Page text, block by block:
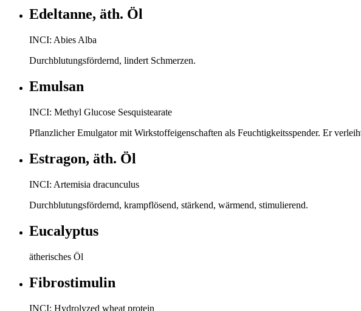
Edeltanne, äth. Öl
INCI: Abies Alba
Durchblutungsfördernd, lindert Schmerzen.
Emulsan
INCI: Methyl Glucose Sesquistearate
Pflanzlicher Emulgator mit Wirkstoffeigenschaften als Feuchtigkeitsspender. Er
Estragon, äth. Öl
INCI: Artemisia dracunculus
Durchblutungsfördernd, krampflösend, stärkend, wärmend, stimulierend.
Eucalyptus
ätherisches Öl
Fibrostimulin
INCI: Hydrolyzed wheat protein